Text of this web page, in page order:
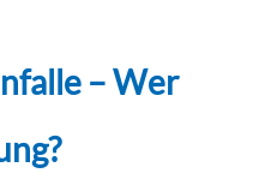
– Wer